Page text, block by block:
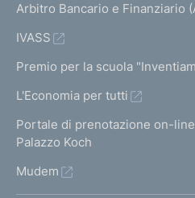
Arbitro Bancario e Finanziario
IVASS
Premio per la scuola
L'Economia per tutti
Portale di prenotazione on-
Palazzo Koch
Mudem